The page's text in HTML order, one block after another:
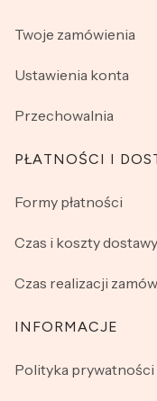
Twoje zamówienia
Ustawienia konta
Przechowalnia
PŁATNOŚCI I
Formy płatności
Czas i koszty dostawy
Czas realizacji
INFORMACJE
Polityka prywatności